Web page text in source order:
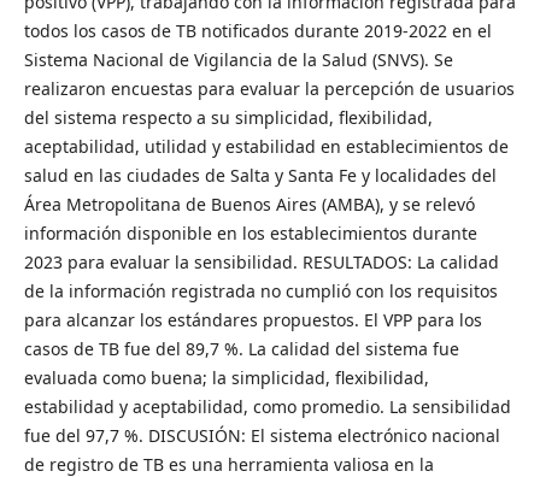
todos los casos de TB notificados durante 2019-2022 en el
Sistema Nacional de Vigilancia de la Salud (SNVS). Se
realizaron encuestas para evaluar la percepción de usuarios
del sistema respecto a su simplicidad, flexibilidad,
aceptabilidad, utilidad y estabilidad en establecimientos de
salud en las ciudades de Salta y Santa Fe y localidades del
Área Metropolitana de Buenos Aires (AMBA), y se relevó
información disponible en los establecimientos durante
2023 para evaluar la sensibilidad. RESULTADOS: La calidad
de la información registrada no cumplió con los requisitos
para alcanzar los estándares propuestos. El VPP para los
casos de TB fue del 89,7 %. La calidad del sistema fue
evaluada como buena; la simplicidad, flexibilidad,
estabilidad y aceptabilidad, como promedio. La sensibilidad
fue del 97,7 %. DISCUSIÓN: El sistema electrónico nacional
de registro de TB es una herramienta valiosa en la